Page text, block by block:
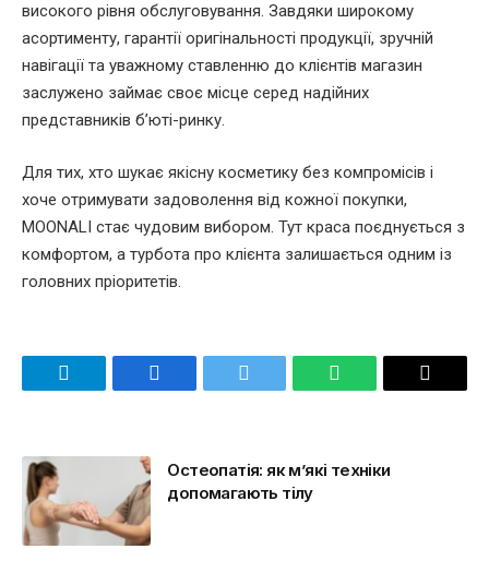
високого рівня обслуговування. Завдяки широкому
асортименту, гарантії оригінальності продукції, зручній
навігації та уважному ставленню до клієнтів магазин
заслужено займає своє місце серед надійних
представників б’юті-ринку.
Для тих, хто шукає якісну косметику без компромісів і
хоче отримувати задоволення від кожної покупки,
MOONALI стає чудовим вибором. Тут краса поєднується з
комфортом, а турбота про клієнта залишається одним із
головних пріоритетів.
Telegram Facebook Twitter WhatsApp Email
Остеопатія: як м’які техніки
допомагають тілу